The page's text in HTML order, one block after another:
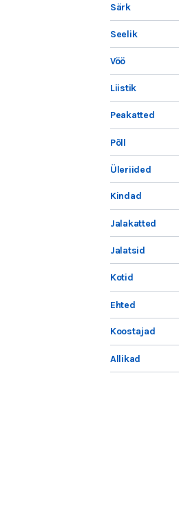
Särk
Seelik
Vöö
Liistik
Peakatted
Põll
Üleriided
Kindad
Jalakatted
Jalatsid
Kotid
Ehted
Koostajad
Allikad